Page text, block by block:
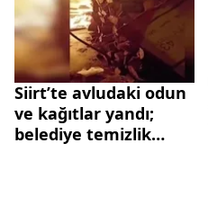
Siirt’te avludaki odun
ve kağıtlar yandı;
belediye temizlik